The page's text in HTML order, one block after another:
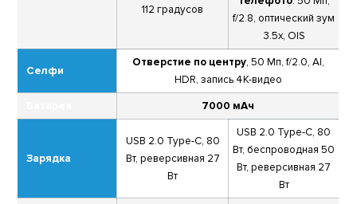
112 градусов
f/2.8, оптический зум
3.5х, OIS
Селфи
Отверстие по центру, 50 Мп, f/2.0, AI,
HDR, запись 4К-видео
7000 мАч
Зарядка
USB 2.0 Type-C, 80
Вт, реверсивная 27
Вт
USB 2.0 Type-C, 80
Вт, беспроводная 50
Вт, реверсивная 27
Вт